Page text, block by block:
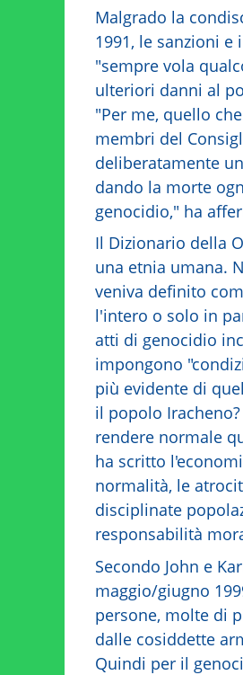
Malgrado la
1991, le sanzioni
"sempre vola
ulteriori danni al
"Per me, quello
membri del
deliberatamente
dando la morte
genocidio," ha
Il Dizionario della
una etnia umana.
veniva definito
l'intero o solo in
atti di genocidio
impongono
più evidente di
il popolo
rendere normale
ha scritto
normalità, le
disciplinate
responsabilità
Secondo John e
maggio/giugno
persone, molte di
dalle cosiddette
Quindi per il